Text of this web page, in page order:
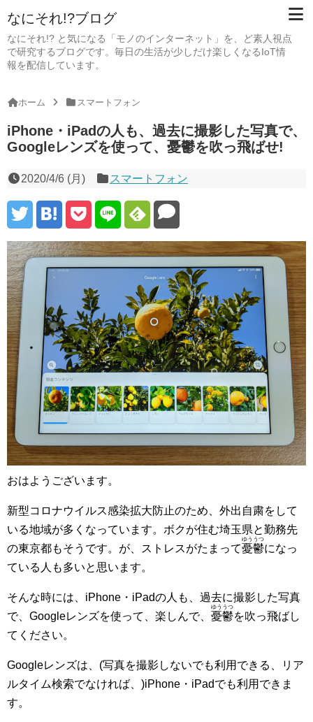
なにそれ!?ブログ
なにそれ!? と気になる「モノのインターネット」を、ど素人視点
で研究するブログです。毎日の生活が少しだけ楽しくなるIoT情
報を配信しています。
ホーム スマートフォン
iPhone・iPadの人も、過去に撮影した写真で、
Googleレンズを使って、憂鬱を吹っ飛ばせ!
2020/4/6 (月) スマートフォン
おはようございます。
新型コロナウイルス感染拡大防止のため、外出自粛をして
いる地域が多くなっています。ボクが住む埼玉県と勤務先
の東京都もそうです。が、ストレスがたまって憂鬱
ゆううつ
になっ
ている人も多いと思います。
そんな時には、iPhone・iPadの人も、過去に撮影した写真
で、Googleレンズを使って、楽しんで、 憂鬱
ゆううつ
を吹っ飛ばし
てください。
Googleレンズは、(写真を撮影しないでも利用できる、リア
ルタイム検索でなければ、)iPhone・iPadでも利用できま
す。